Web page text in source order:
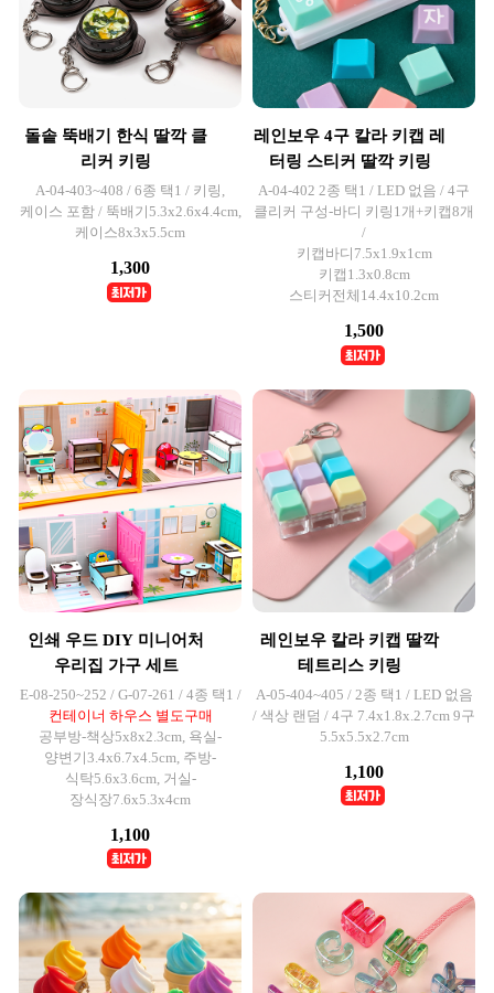
돌솥 뚝배기 한식 딸깍 클
리커 키링
A-04-403~408 / 6종 택1 / 키링,
케이스 포함 / 뚝배기5.3x2.6x4.4cm,
케이스8x3x5.5cm
1,300
레인보우 4구 칼라 키캡 레
터링 스티커 딸깍 키링
A-04-402 2종 택1 / LED 없음 / 4구
클리커 구성-바디 키링1개+키캡8개
/
키캡바디7.5x1.9x1cm
키캡1.3x0.8cm
스티커전체14.4x10.2cm
1,500
인쇄 우드 DIY 미니어처
우리집 가구 세트
E-08-250~252 / G-07-261 / 4종 택1 /
컨테이너 하우스 별도구매
공부방-책상5x8x2.3cm, 욕실-
양변기3.4x6.7x4.5cm, 주방-
식탁5.6x3.6cm, 거실-
장식장7.6x5.3x4cm
1,100
레인보우 칼라 키캡 딸깍
테트리스 키링
A-05-404~405 / 2종 택1 / LED 없음
/ 색상 랜덤 / 4구 7.4x1.8x.2.7cm 9구
5.5x5.5x2.7cm
1,100